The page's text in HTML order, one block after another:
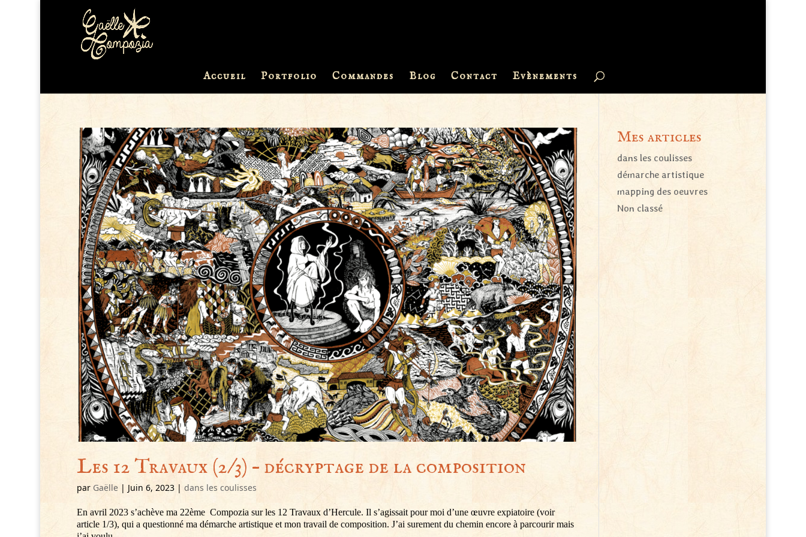
Accueil Portfolio Commandes Blog Contact Evènements
Les 12 Travaux (2/3) – décryptage de la composition
par Gaëlle| Juin 6, 2023| dans les coulisses
En avril 2023 s’achève ma 22ème Compozia sur les 12 Travaux d’Hercule. Il s’agissait pour moi d’une œuvre expiatoire (voir
article 1/3), qui a questionné ma démarche artistique et mon travail de composition. J’ai surement du chemin encore à parcourir mais
Mes articles
dans les coulisses
démarche artistique
mapping des oeuvres
Non classé